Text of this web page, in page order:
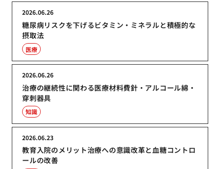
糖尿病リスクを下げるビタミン・ミネラルと積極的な
摂取法
2026.06.26
医療
治療の継続性に関わる医療材料費針・アルコール綿・
穿刺器具
2026.06.26
知識
教育入院のメリット治療への意識改革と血糖コントロ
ールの改善
2026.06.23